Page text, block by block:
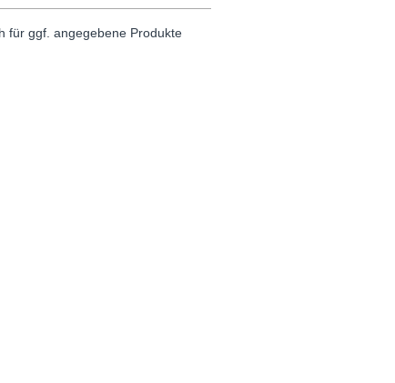
für ggf. angegebene Produkte